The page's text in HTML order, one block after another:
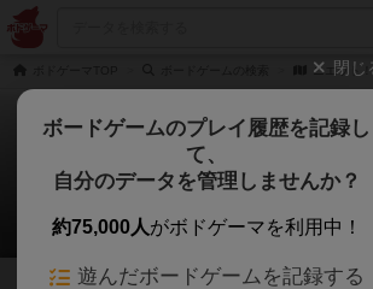
ニエット！
ニエット！
8店のカフェ/スペースが提供中
6 6
閉じ
ボードゲームのプレイ履歴を記録し
て、
自分のデータを管理しませんか？
約75,000人がボドゲーマを利用中！
遊んだボードゲームを記録する